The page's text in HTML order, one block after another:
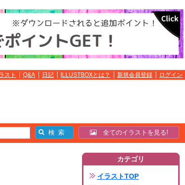
スト Q&A 日記 ILLUSTBOXとは？ 新規会員登録 ログイン
全てのイラストを見る!
カテゴリ
イラストTOP